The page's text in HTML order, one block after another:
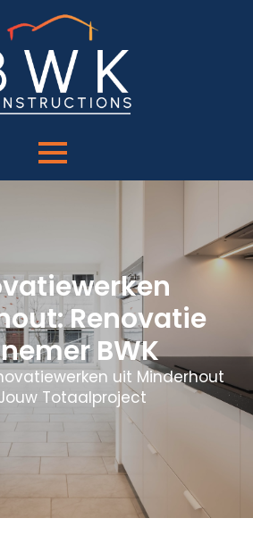
Renovatie
BWK
uit Minderhout
Totaalproject